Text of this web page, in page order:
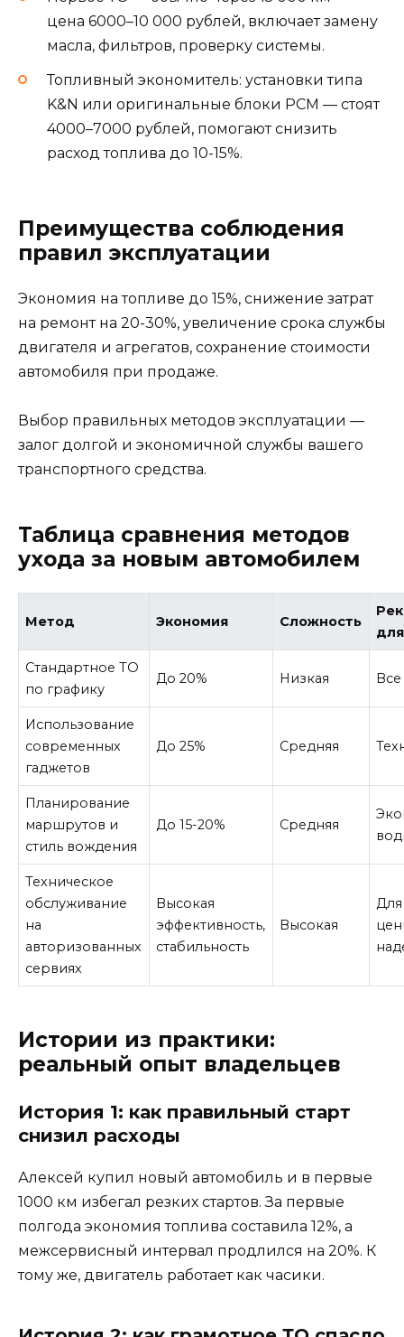
цена 6000–10 000 рублей, включает замену
масла, фильтров, проверку системы.
Топливный экономитель: установки типа
K&N или оригинальные блоки PCM — стоят
4000–7000 рублей, помогают снизить
расход топлива до 10-15%.
Преимущества соблюдения
правил эксплуатации
Экономия на топливе до 15%, снижение затрат
на ремонт на 20-30%, увеличение срока службы
двигателя и агрегатов, сохранение стоимости
автомобиля при продаже.
Выбор правильных методов эксплуатации —
залог долгой и экономичной службы вашего
транспортного средства.
Таблица сравнения методов
ухода за новым автомобилем
Метод Экономия Сложность
для
Стандартное ТО
по графику
До 20% Низкая
Использование
современных
гаджетов
До 25% Средняя
Планирование
маршрутов и
стиль вождения
До 15-20% Средняя
Техническое
обслуживание
на
авторизованных
сервиях
Высокая
эффективность,
стабильность
Высокая
Для
Истории из практики:
реальный опыт владельцев
История 1: как правильный старт
снизил расходы
Алексей купил новый автомобиль и в первые
1000 км избегал резких стартов. За первые
полгода экономия топлива составила 12%, а
межсервисный интервал продлился на 20%. К
тому же, двигатель работает как часики.